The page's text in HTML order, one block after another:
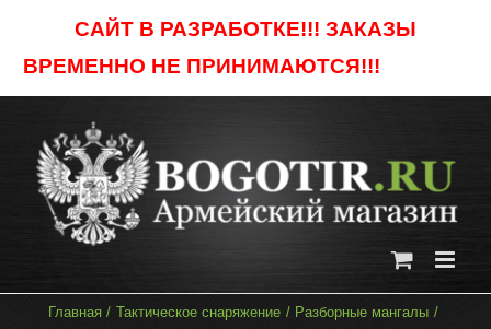
САЙТ В РАЗРАБОТКЕ!!! ЗАКАЗЫ
ВРЕМЕННО НЕ ПРИНИМАЮТСЯ!!!
content
Главная Тактическое снаряжение
Разборные мангалы